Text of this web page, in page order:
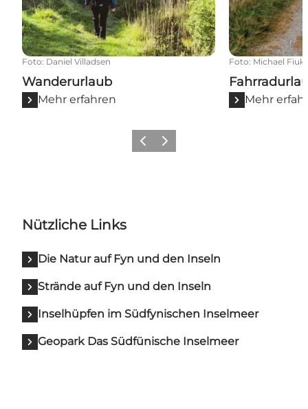
Foto: Daniel Villadsen
Wanderurlaub
Mehr erfahren
Foto: Michael
Mehr
ZurückWeiter
Nützliche Links
Die Natur auf Fyn und den Inseln
Strände auf Fyn und den Inseln
Inselhüpfen im Südfynischen Inselmeer
Geopark Das Südfünische Inselmeer